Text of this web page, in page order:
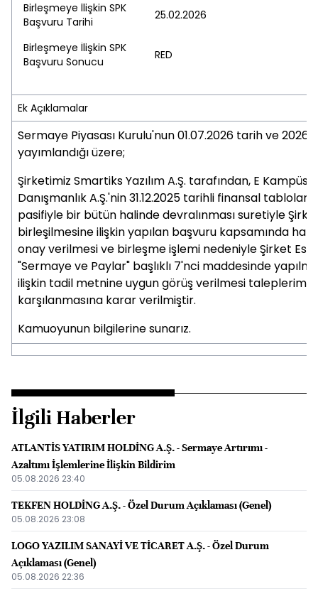
Birleşmeye İlişkin SPK
Başvuru Tarihi
25.02.2026
Birleşmeye İlişkin SPK
Başvuru Sonucu
RED
Ek Açıklamalar
Sermaye Piyasası Kurulu'nun 01.07.2026 tarih ve 2026/
yayımlandığı üzere;
Şirketimiz Smartiks Yazılım A.Ş. tarafından, E Kampüs
Danışmanlık A.Ş.'nin 31.12.2025 tarihli finansal
pasifiyle bir bütün halinde devralınması suretiyle
birleşilmesine ilişkin yapılan başvuru kapsamında
onay verilmesi ve birleşme işlemi nedeniyle Şirket
"Sermaye ve Paylar" başlıklı 7'nci maddesinde
ilişkin tadil metnine uygun görüş verilmesi
karşılanmasına karar verilmiştir.
Kamuoyunun bilgilerine sunarız.
İlgili Haberler
ATLANTİS YATIRIM HOLDİNG A.Ş. - Sermaye Artırımı -
Azaltımı İşlemlerine İlişkin Bildirim
05.08.2026 23:40
TEKFEN HOLDİNG A.Ş. - Özel Durum Açıklaması (Genel)
05.08.2026 23:08
LOGO YAZILIM SANAYİ VE TİCARET A.Ş. - Özel Durum
Açıklaması (Genel)
05.08.2026 22:36